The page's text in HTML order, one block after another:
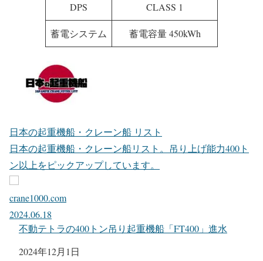
DPS CLASS 1
蓄電システム 蓄電容量 450kWh
日本の起重機船・クレーン船 リスト
日本の起重機船・クレーン船リスト。吊り上げ能力400ト
ン以上をピックアップしています。
crane1000.com
2024.06.18
不動テトラの400トン吊り起重機船「FT400」進水
日付
2024年12月1日